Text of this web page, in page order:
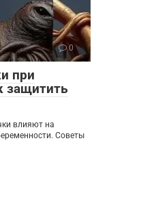
0
при
защитить
влияют на
Советы